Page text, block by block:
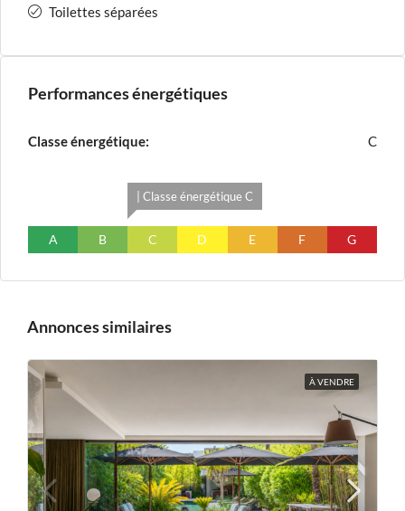
Toilettes séparées
Performances énergétiques
Classe énergétique: C
A B
| Classe énergétique C
C D E F G
Annonces similaires
À VENDRE